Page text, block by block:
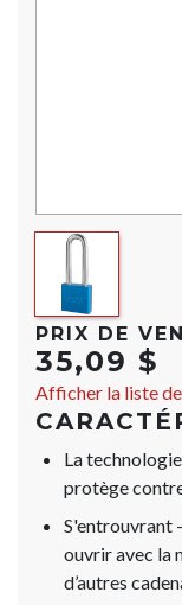
PRIX DE
35,09 $
Afficher la liste
La
protège
S'entrouvrant
ouvrir avec la
d’autres